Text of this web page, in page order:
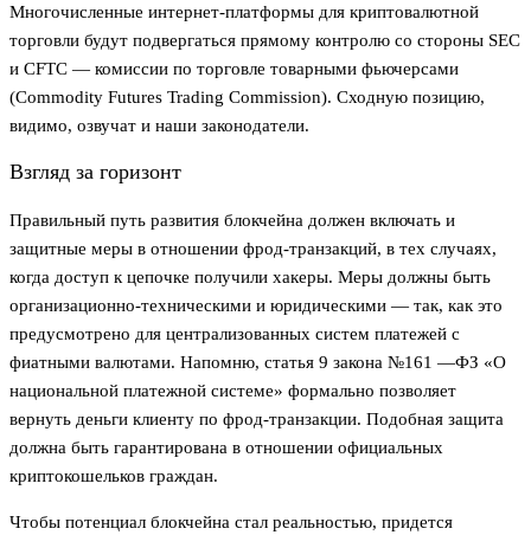
Многочисленные интернет-платформы для криптовалютной
торговли будут подвергаться прямому контролю со стороны SEC
и CFTC — комиссии по торговле товарными фьючерсами
(Commodity Futures Trading Commission). Сходную позицию,
видимо, озвучат и наши законодатели.
Взгляд за горизонт
Правильный путь развития блокчейна должен включать и
защитные меры в отношении фрод-транзакций, в тех случаях,
когда доступ к цепочке получили хакеры. Меры должны быть
организационно-техническими и юридическими — так, как это
предусмотрено для централизованных систем платежей с
фиатными валютами. Напомню, статья 9 закона №161 —ФЗ «О
национальной платежной системе» формально позволяет
вернуть деньги клиенту по фрод-транзакции. Подобная защита
должна быть гарантирована в отношении официальных
криптокошельков граждан.
Чтобы потенциал блокчейна стал реальностью, придется